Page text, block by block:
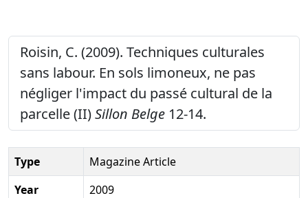
Roisin, C. (2009). Techniques culturales
sans labour. En sols limoneux, ne pas
négliger l'impact du passé cultural de la
parcelle (II)Sillon Belge 12-14.
Type
Magazine Article
Year
2009